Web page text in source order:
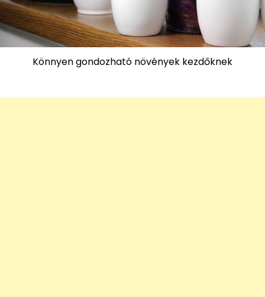
Könnyen gondozható növények kezdőknek